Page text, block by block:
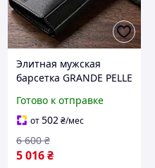
Элитная мужская
барсетка GRANDE PELLE
Натуральная кожа
Готово к отправке
от502 ₴/мес
5 016₴
6 600 ₴